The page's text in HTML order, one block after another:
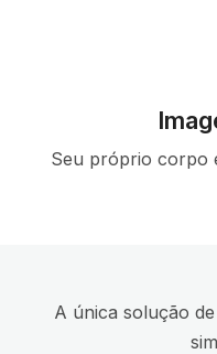
Seu próprio corpo
A única solução